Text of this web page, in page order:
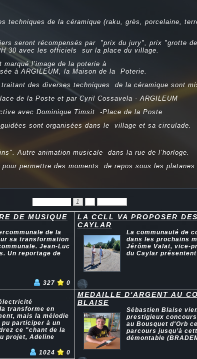
techniques de la céramique (raku, grès, porcelaine,
seront récompensés par "prix du jury", prix "grotte
30 avec les officiels sur la place du village.
l’image de la poterie à
à ARGILEUM, la Maison de la Poterie.
des diverses techniques de la céramique sont
de la Poste et par Cyril Cossavela - ARGILEUM
avec Dominique Timsit -Place de la Poste
sont organisées dans le village et sa circulade.
Autre animation musicale dans la rue de l’horloge.
permettre des moments de repos sous les
1
DE MUSIQUE
de la
sa transformation
Jean-Luc
Un reportage de
327 0
LA CCLL VA PROPOSER
CAYLAR
La communauté de
dans les prochains
Jérôme Valat, vice-
du Caylar
transforme en
mais la mélodie
pu participer à un
ce "chant de la
projet, Adeline
1024
0
MEDAILLE D'ARGENT AU
BLAISE
Sébastien Blaise
prestigieux
au Bousquet d'Orb
parcours jusqu’à
démontable